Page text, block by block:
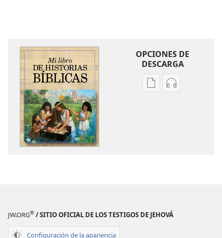
OPCIONES DE
DESCARGA
OpcionesOpciones
JW.ORG® / SITIO OFICIAL DE LOS TESTIGOS DE JEHOVÁ
Configuración de la apariencia